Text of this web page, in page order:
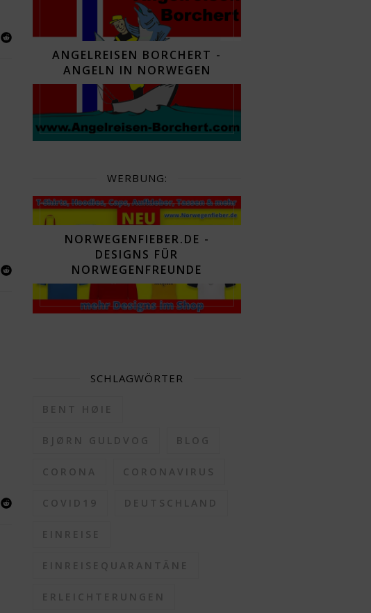
ANGELREISEN BORCHERT -
ANGELN IN NORWEGEN
WERBUNG:
NORWEGENFIEBER.DE -
DESIGNS FÜR
NORWEGENFREUNDE
SCHLAGWÖRTER
BENT HØIE
BJØRN GULDVOG BLOG
CORONA CORONAVIRUS
COVID19 DEUTSCHLAND
EINREISE
EINREISEQUARANTÄNE
ERLEICHTERUNGEN